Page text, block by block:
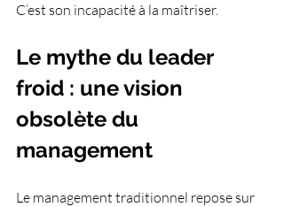
C’est son incapacité à la maîtriser.
Le mythe du leader
froid : une vision
obsolète du
management
Le management traditionnel repose sur